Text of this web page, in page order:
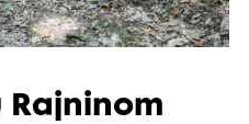
Rajninom